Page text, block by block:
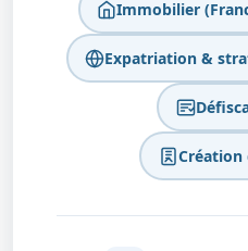
Immobilier
Expatriation &
Création